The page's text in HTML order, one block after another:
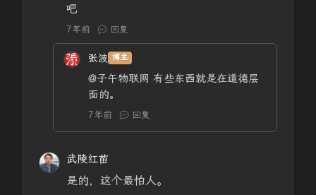
吧
7年前 回复
张波 博主
@子午物联网 有些东西就是在道德层
面的。
7年前 回复
武陵红苗
是的，这个最怕人。